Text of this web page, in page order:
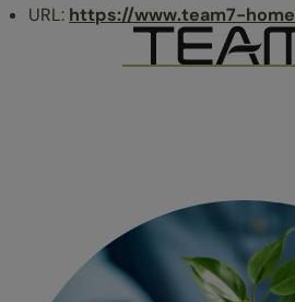
URL: https://www.team7-